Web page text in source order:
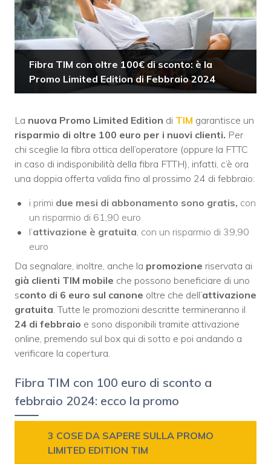
Fibra TIM con oltre 100€ di sconto: è la
Promo Limited Edition di Febbraio 2024
La nuova Promo Limited Edition di TIM garantisce un
risparmio di oltre 100 euro per i nuovi clienti. Per
chi sceglie la fibra ottica dell’operatore (oppure la FTTC
in caso di indisponibilità della fibra FTTH), infatti, c’è ora
una doppia offerta valida fino al prossimo 24 di febbraio:
i primi due mesi di abbonamento sono gratis, con
un risparmio di 61,90 euro
l’attivazione è gratuita , con un risparmio di 39,90
euro
Da segnalare, inoltre, anche la promozione riservata ai
già clienti TIM mobile che possono beneficiare di uno
sconto di 6 euro sul canone oltre che dell’attivazione
gratuita . Tutte le promozioni descritte termineranno il
24 di febbraio e sono disponibili tramite attivazione
online, premendo sul box qui di sotto e poi andando a
verificare la copertura.
Fibra TIM con 100 euro di sconto a
febbraio 2024: ecco la promo
3 COSE DA SAPERE SULLA PROMO
LIMITED EDITION TIM